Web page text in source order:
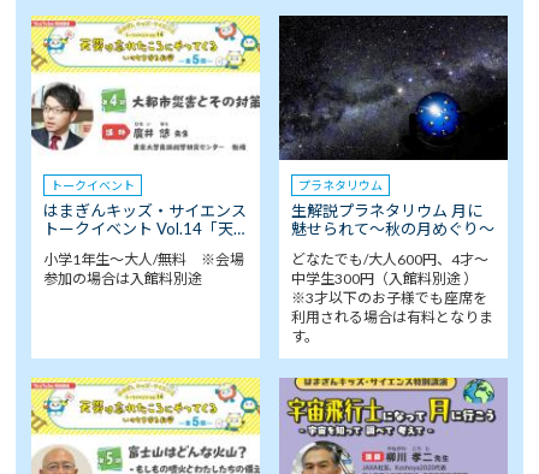
トークイベント
はまぎんキッズ・サイエンス
トークイベント Vol.14「天…
小学1年生～大人/無料 ※会場
参加の場合は入館料別途
プラネタリウム
生解説プラネタリウム 月に
魅せられて～秋の月めぐり～
どなたでも/大人600円、4才～
中学生300円（入館料別途 ）
※3才以下のお子様でも座席を
利用される場合は有料となりま
す。